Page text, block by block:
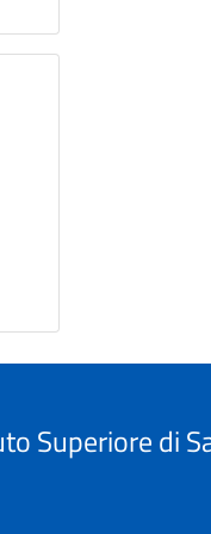
Superiore di